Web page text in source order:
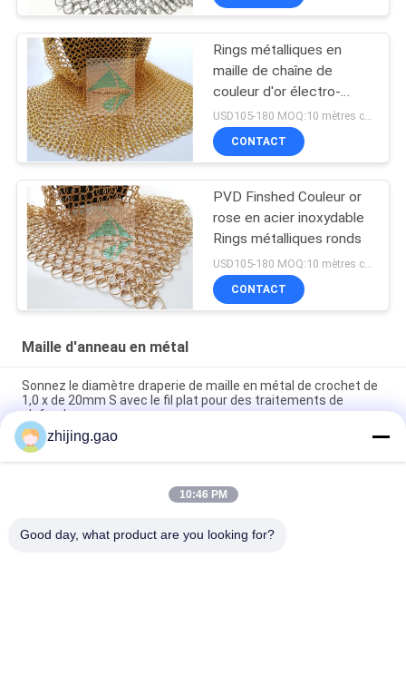
Rings métalliques en
maille de chaîne de
couleur d'or électro-
plaqué
USD105-180 MOQ:10 mètres carrés
CONTACT
PVD Finshed Couleur or
rose en acier inoxydable
Rings métalliques ronds
USD105-180 MOQ:10 mètres carrés
CONTACT
Maille d'anneau en métal
Sonnez le diamètre draperie de maille en métal de crochet de
1,0 x de 20mm S avec le fil plat pour des traitements de
plafond
Rideau en acier inoxydable de couleur dorée soudé pour la
décoration d'hôtel
Rideaux en acier inoxydable en chaîne de courrier métallique
zhijing.gao
10:46 PM
Good day, what product are you looking for?